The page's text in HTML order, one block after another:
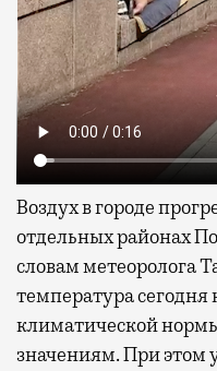
Воздух в городе
отдельных районах
словам метеоролога
температура сегодня
климатической
значениям. При этом